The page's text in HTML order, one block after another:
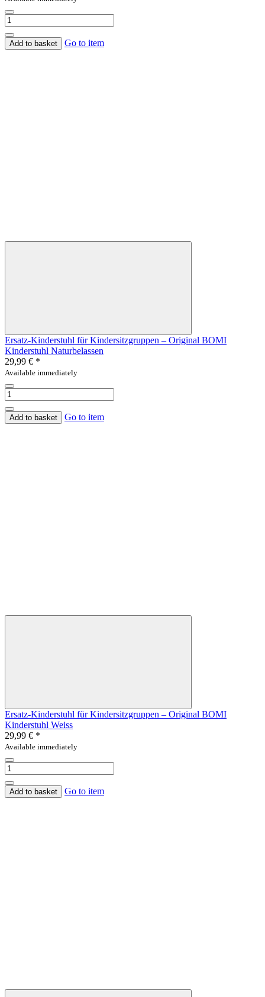
Add to basket Go to item
Ersatz-Kinderstuhl für Kindersitzgruppen – Original BOMI
Kinderstuhl Naturbelassen
29,99 € *
Available immediately
Add to basket Go to item
Ersatz-Kinderstuhl für Kindersitzgruppen – Original BOMI
Kinderstuhl Weiss
29,99 € *
Available immediately
Add to basket Go to item